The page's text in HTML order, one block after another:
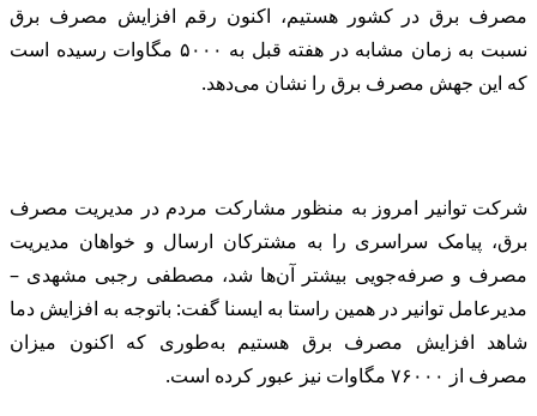
مصرف برق در کشور هستیم، اکنون رقم افزایش مصرف برق
نسبت به زمان مشابه در هفته قبل به ۵۰۰۰ مگاوات رسیده است
که این جهش مصرف برق را نشان می‌دهد.
شرکت توانیر امروز به‌ منظور مشارکت مردم در مدیریت مصرف
برق، پیامک سراسری را به مشترکان ارسال و خواهان مدیریت
مصرف و صرفه‌جویی بیشتر آن‌ها شد، مصطفی رجبی مشهدی –
مدیرعامل توانیر در همین راستا به ایسنا گفت: باتوجه به افزایش دما
شاهد افزایش مصرف برق هستیم به‌طوری که اکنون میزان
مصرف از ۷۶۰۰۰ مگاوات نیز عبور کرده است.